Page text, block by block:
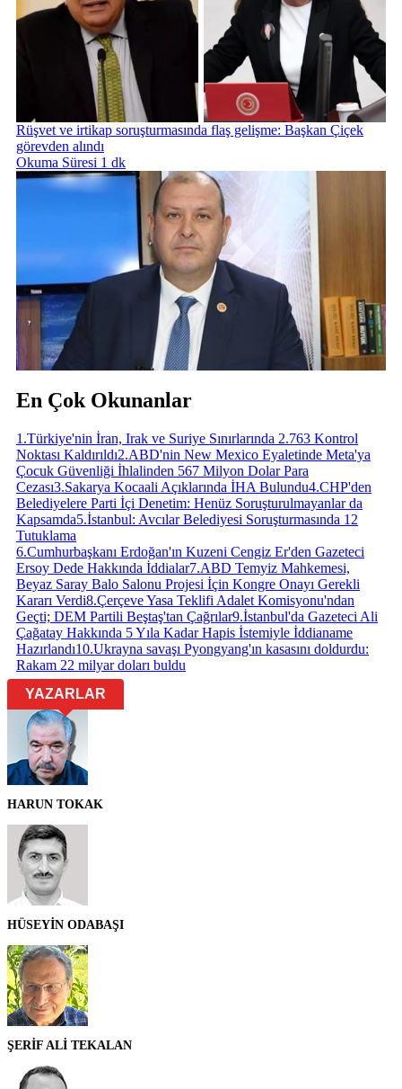
Rüşvet ve irtikap soruşturmasında flaş gelişme: Başkan Çiçek
görevden alındı
Okuma Süresi 1 dk
En Çok Okunanlar
1 .Türkiye'nin İran, Irak ve Suriye Sınırlarında 2.763 Kontrol
Noktası Kaldırıldı2.ABD'nin New Mexico Eyaletinde Meta'ya
Çocuk Güvenliği İhlalinden 567 Milyon Dolar Para
Cezası3.Sakarya Kocaali Açıklarında İHA Bulundu4.CHP'den
Belediyelere Parti İçi Denetim: Henüz Soruşturulmayanlar da
Kapsamda5.İstanbul: Avcılar Belediyesi Soruşturmasında 12
Tutuklama
6.Cumhurbaşkanı Erdoğan'ın Kuzeni Cengiz Er'den Gazeteci
Ersoy Dede Hakkında İddialar7.ABD Temyiz Mahkemesi,
Beyaz Saray Balo Salonu Projesi İçin Kongre Onayı Gerekli
Kararı Verdi8.Çerçeve Yasa Teklifi Adalet Komisyonu'ndan
Geçti; DEM Partili Beştaş'tan Çağrılar9.İstanbul'da Gazeteci Ali
Çağatay Hakkında 5 Yıla Kadar Hapis İstemiyle İddianame
Hazırlandı10.Ukrayna savaşı Pyongyang'ın kasasını doldurdu:
Rakam 22 milyar doları buldu
YAZARLAR
HARUN TOKAK
HÜSEYİN ODABAŞI
ŞERİF ALİ TEKALAN